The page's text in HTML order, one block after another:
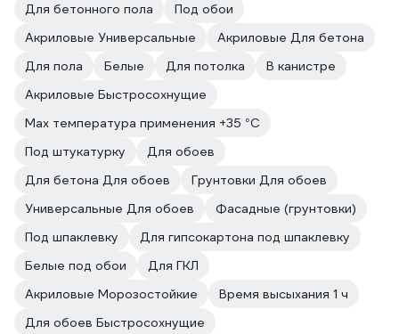
Для бетонного пола
Под обои
Акриловые Универсальные
Акриловые Для бетона
Для пола
Белые Для потолка
В канистре
Акриловые Быстросохнущие
Max температура применения +35 °С
Под штукатурку
Для обоев
Для бетона Для обоев
Грунтовки Для обоев
Универсальные Для обоев
Фасадные (грунтовки)
Под шпаклевку
Для гипсокартона под шпаклевку
Белые под обои
Для ГКЛ
Акриловые Морозостойкие
Время высыхания 1 ч
Для обоев Быстросохнущие